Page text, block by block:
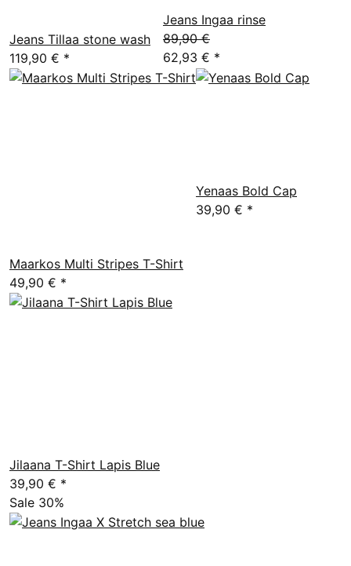
Jeans Tillaa stone wash
119,90 € *
Jeans Ingaa rinse
89,90 €
62,93 € *
Maarkos Multi Stripes T-Shirt
49,90 € *
Yenaas Bold Cap
39,90 € *
Jilaana T-Shirt Lapis Blue
39,90 € *
Sale 30%